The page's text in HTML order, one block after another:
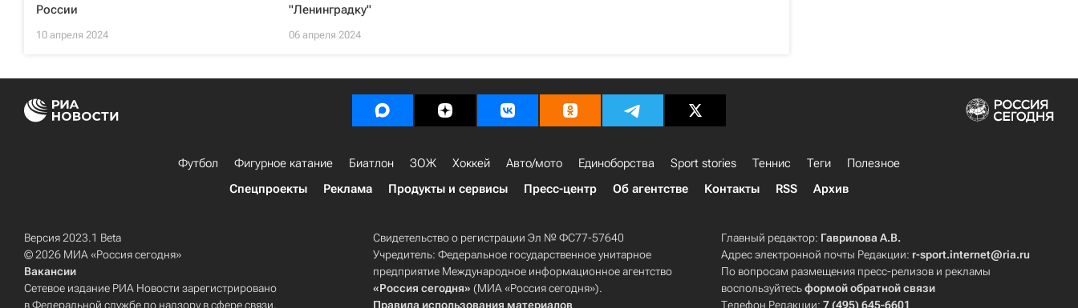
России
10 апреля 2024
"Ленинградку"
06 апреля 2024
Футбол Фигурное катание Биатлон ЗОЖ Хоккей Авто/мото Единоборства Sport stories Теннис Теги
Полезное
Спецпроекты
Реклама Продукты и сервисы Пресс-центр Об агентстве Контакты RSS Архив
Версия 2023.1 Beta
© 2026 МИА «Россия сегодня»
Вакансии
Сетевое издание РИА Новости зарегистрировано
в Федеральной службе по надзору в сфере связи,
Свидетельство о регистрации Эл № ФС77-57640
Учредитель: Федеральное государственное унитарное
предприятие Международное информационное агентство
«Россия сегодня» (МИА «Россия сегодня»).
Правила использования материалов
Главный редактор: Гаврилова А.В.
Адрес электронной почты Редакции: r-sport.internet@ria.ru
По вопросам размещения пресс-релизов и рекламы
воспользуйтесьформой обратной связи
Телефон Редакции:7 (495) 645-6601